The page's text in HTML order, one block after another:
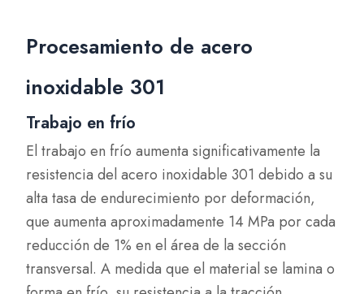
Procesamiento de acero
inoxidable 301
Trabajo en frío
El trabajo en frío aumenta significativamente la
resistencia del acero inoxidable 301 debido a su
alta tasa de endurecimiento por deformación,
que aumenta aproximadamente 14 MPa por cada
reducción de 1% en el área de la sección
transversal. A medida que el material se lamina o